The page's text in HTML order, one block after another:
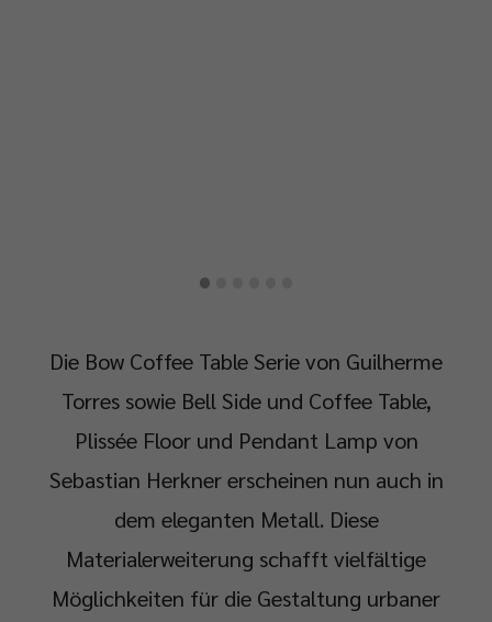
·
Die Bow Coffee Table Serie von Guilherme
Torres sowie Bell Side und Coffee Table,
Plissée Floor und Pendant Lamp von
Sebastian Herkner erscheinen nun auch in
dem eleganten Metall. Diese
Materialerweiterung schafft vielfältige
Möglichkeiten für die Gestaltung urbaner